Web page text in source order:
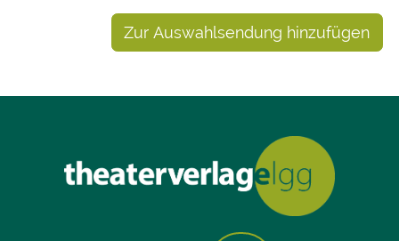
Zur Auswahlsendung hinzufügen